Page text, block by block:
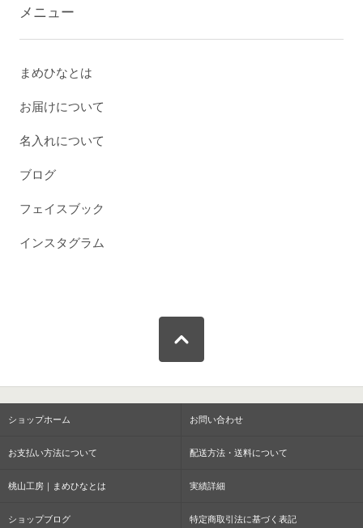
メニュー
まめひなとは
お届けについて
名入れについて
ブログ
フェイスブック
インスタグラム
ショップホーム お問い合わせ
お支払い方法について 配送方法・送料について
桃山工房｜まめひなとは 実績詳細
ショップブログ 特定商取引法に基づく表記